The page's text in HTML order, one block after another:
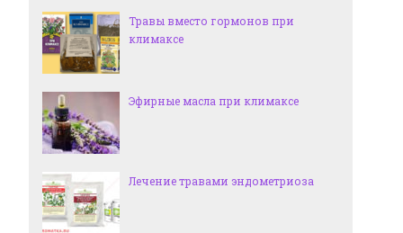
Травы вместо гормонов при
климаксе
Эфирные масла при климаксе
Лечение травами эндометриоза